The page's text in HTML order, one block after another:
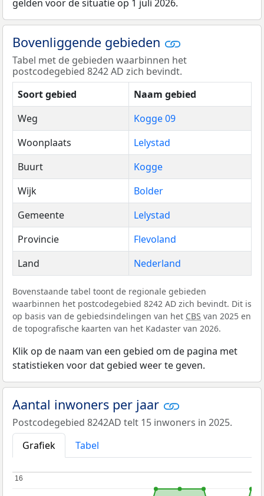
gelden voor de situatie op 1 juli 2026.
Bovenliggende gebieden
Tabel met de gebieden waarbinnen het
postcodegebied 8242 AD zich bevindt.
Soort gebied
Naam gebied
Weg
Kogge 09
Woonplaats
Lelystad
Buurt
Kogge
Wijk
Bolder
Gemeente
Lelystad
Provincie
Flevoland
Land
Nederland
Bovenstaande tabel toont de regionale gebieden
waarbinnen het postcodegebied 8242 AD zich bevindt. Dit is
op basis van de gebiedsindelingen van het CBS van 2025 en
de topografische kaarten van het Kadaster van 2026.
Klik op de naam van een gebied om de pagina met
statistieken voor dat gebied weer te geven.
Aantal inwoners per jaar
Postcodegebied 8242AD telt 15 inwoners in 2025.
Grafiek
Tabel
16
16